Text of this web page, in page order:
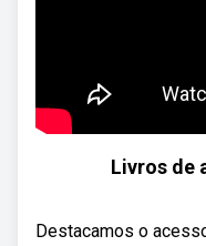
Livros de
Destacamos o